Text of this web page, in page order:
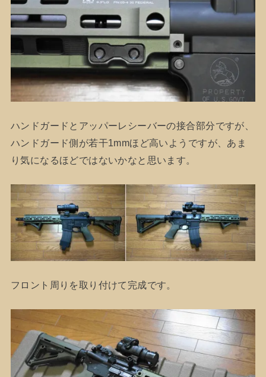
ハンドガードとアッパーレシーバーの接合部分ですが、
ハンドガード側が若干1mmほど高いようですが、あま
り気になるほどではないかなと思います。
フロント周りを取り付けて完成です。